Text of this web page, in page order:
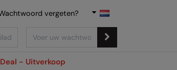
- Uitverkoop
vergeten?